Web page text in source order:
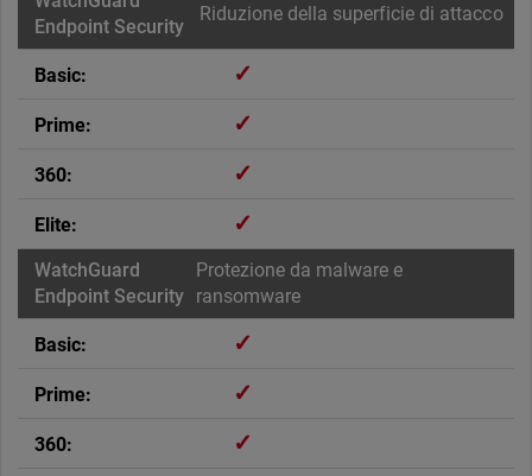
Riduzione della superficie di attacco
✓
✓
✓
✓
Protezione da malware e
ransomware
✓
✓
✓